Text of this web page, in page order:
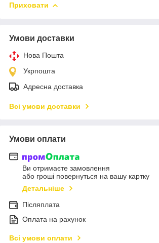
Приховати
Умови доставки
Нова Пошта
Укрпошта
Адресна доставка
Всі умови доставки
Умови оплати
Ви отримаєте замовлення
або гроші повернуться на вашу картку
Детальніше
Післяплата
Оплата на рахунок
Всі умови оплати